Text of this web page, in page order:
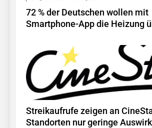
72 % der Deutschen wollen mit
Smartphone-App die Heizung
Streikaufrufe zeigen an
Standorten nur geringe